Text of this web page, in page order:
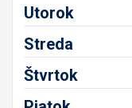
Utorok
Streda
Štvrtok